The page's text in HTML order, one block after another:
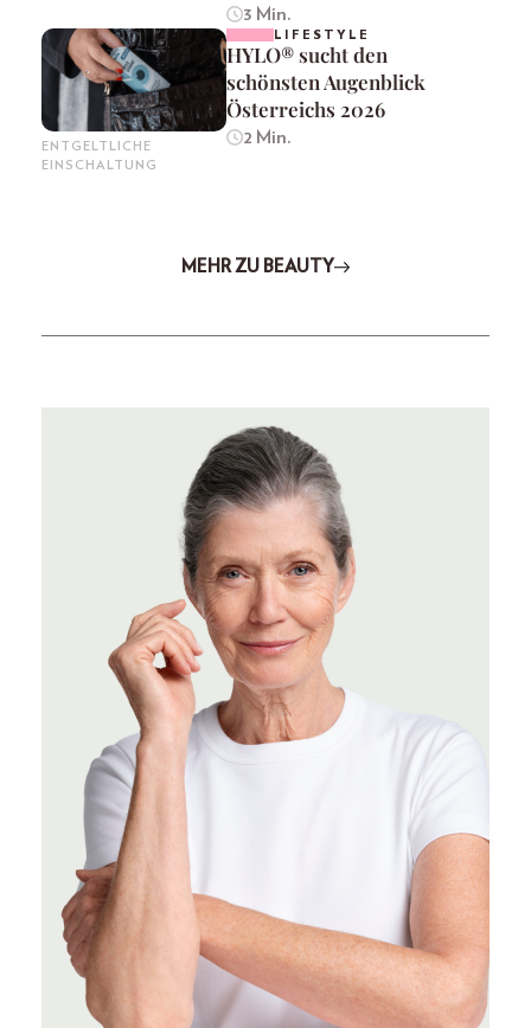
3 Min.
ENTGELTLICHE
EINSCHALTUNG
LIFESTYLE
HYLO® sucht den
schönsten Augenblick
Österreichs 2026
2 Min.
MEHR ZU BEAUTY